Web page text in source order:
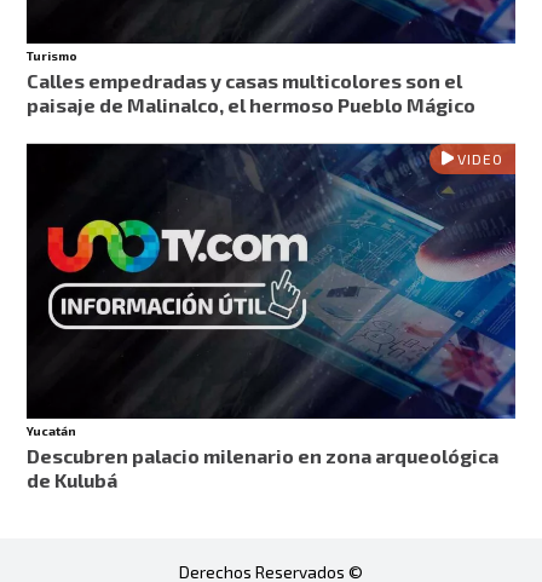
Turismo
Calles empedradas y casas multicolores son el
paisaje de Malinalco, el hermoso Pueblo Mágico
VIDEO
Yucatán
Descubren palacio milenario en zona arqueológica
de Kulubá
Derechos Reservados ©